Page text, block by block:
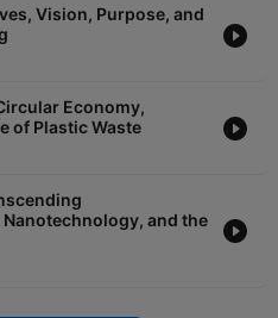
Vision, Purpose, and
Economy,
of Plastic Waste
and the